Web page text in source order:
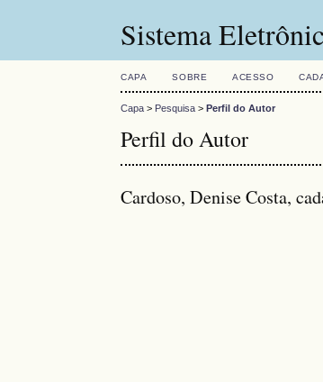
Sistema
CAPA SOBRE ACESSO
Capa > Pesquisa >Perfil do Autor
Perfil do Autor
Cardoso, Denise Costa,